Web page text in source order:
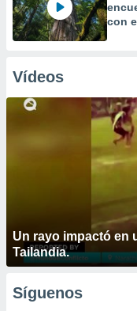
con
Vídeos
Un rayo impactó en
Tailandia.
Síguenos